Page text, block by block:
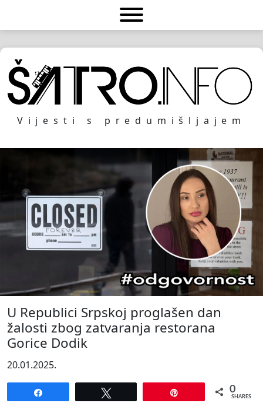
Vijesti s predumišljajem
U Republici Srpskoj proglašen dan
žalosti zbog zatvaranja restorana
Gorice Dodik
20.01.2025.
0
SHARES